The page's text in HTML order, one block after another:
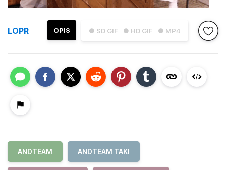
● SD GIF ● HD GIF ● MP4
OPIS
LOPR
ANDTEAM ANDTEAM TAKI